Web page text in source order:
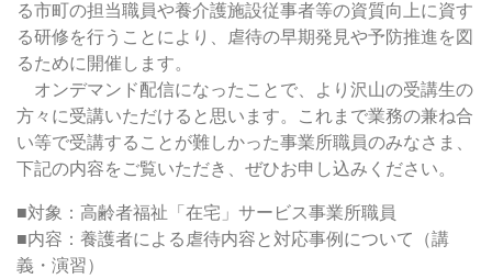
る市町の担当職員や養介護施設従事者等の資質向上に資す
る研修を行うことにより、虐待の早期発見や予防推進を図
るために開催します。
オンデマンド配信になったことで、より沢山の受講生の
方々に受講いただけると思います。これまで業務の兼ね合
い等で受講することが難しかった事業所職員のみなさま、
下記の内容をご覧いただき、ぜひお申し込みください。
■対象：高齢者福祉「在宅」サービス事業所職員
■内容：養護者による虐待内容と対応事例について（講
義・演習）